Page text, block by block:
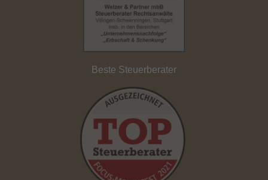
Beste Steuerberater